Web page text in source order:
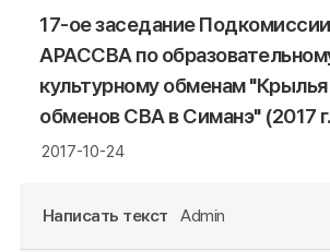
17-ое заседание Подкомиссии
АРАССВА по
культурному обменам "Крылья
обменов СВА в Симанэ" (2017
2017-10-24
Написать текст Admin